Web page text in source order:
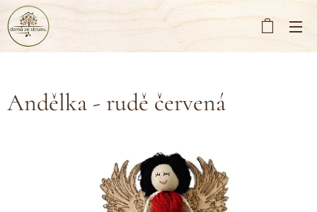
Andělka - rudě červená